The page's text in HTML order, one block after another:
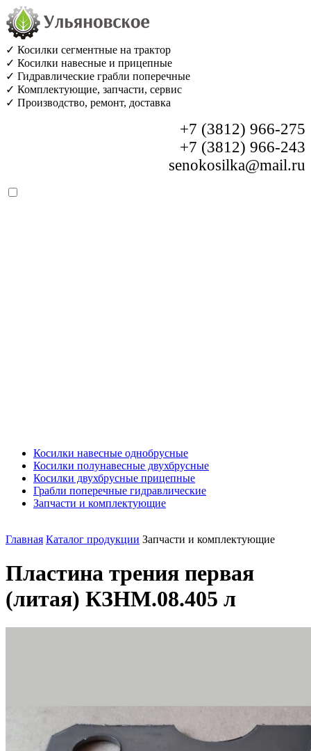
✓ Косилки сегментные на трактор
✓ Косилки навесные и прицепные
✓ Гидравлические грабли поперечные
✓ Комплектующие, запчасти, сервис
✓ Производство, ремонт, доставка
+7 (3812) 966-275
+7 (3812) 966-243
senokosilka@mail.ru
Косилки навесные однобрусные
Косилки полунавесные двухбрусные
Косилки двухбрусные прицепные
Грабли поперечные гидравлические
Запчасти и комплектующие
Главная Каталог продукции Запчасти и комплектующие
Пластина трения первая
(литая) КЗНМ.08.405 л